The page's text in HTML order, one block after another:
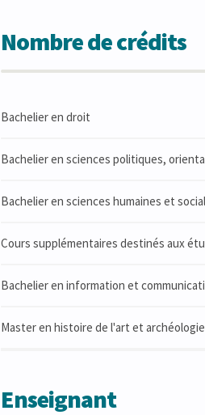
Nombre de crédits
Bachelier en droit
Bachelier en sciences politiques,
Bachelier en sciences humaines et
Cours supplémentaires destinés aux
Bachelier en information et
Master en histoire de l'art et
Enseignant